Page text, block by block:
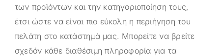
των προϊόντων και την κατηγοριοποίηση τους,
έτσι ώστε να είναι πιο εύκολη η περιήγηση του
πελάτη στο κατάστημά μας. Μπορείτε να βρείτε
σχεδόν κάθε διαθέσιμη πληροφορία για τα